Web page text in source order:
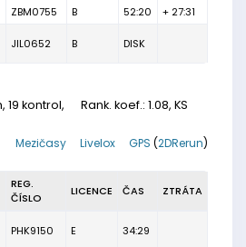
ZBM0755 B 52:20
+ 27:31
JIL0652 B DISK
19 kontrol, Rank. koef.: 1.08, KS
GPS (2DRerun)
Livelox
Mezičasy
REG.
ČÍSLO
LICENCE ČAS ZTRÁTA
PHK9150 E 34:29